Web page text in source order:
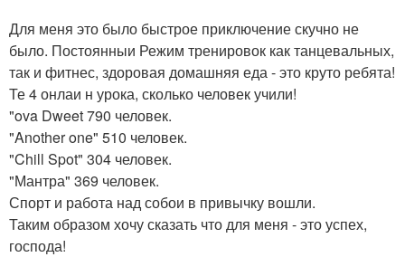
Для меня это было быстрое приключение скучно не
было. Постоянныи Режим тренировок как танцевальных,
так и фитнес, здоровая домашняя еда - это круто ребята!
Те 4 онлаи н урока, сколько человек учили!
"ova Dweet 790 человек.
"Another one" 510 человек.
"Chill Spot" 304 человек.
"Мантра" 369 человек.
Спорт и работа над собои в привычку вошли.
Таким образом хочу сказать что для меня - это успех,
господа!